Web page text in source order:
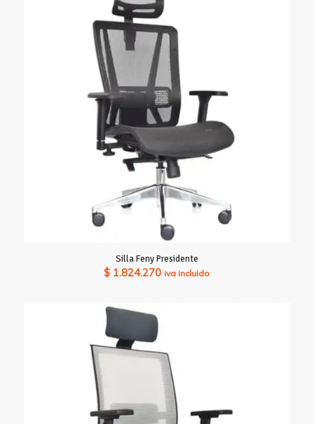
Silla Feny Presidente
$ 1.824.270 iva incluido